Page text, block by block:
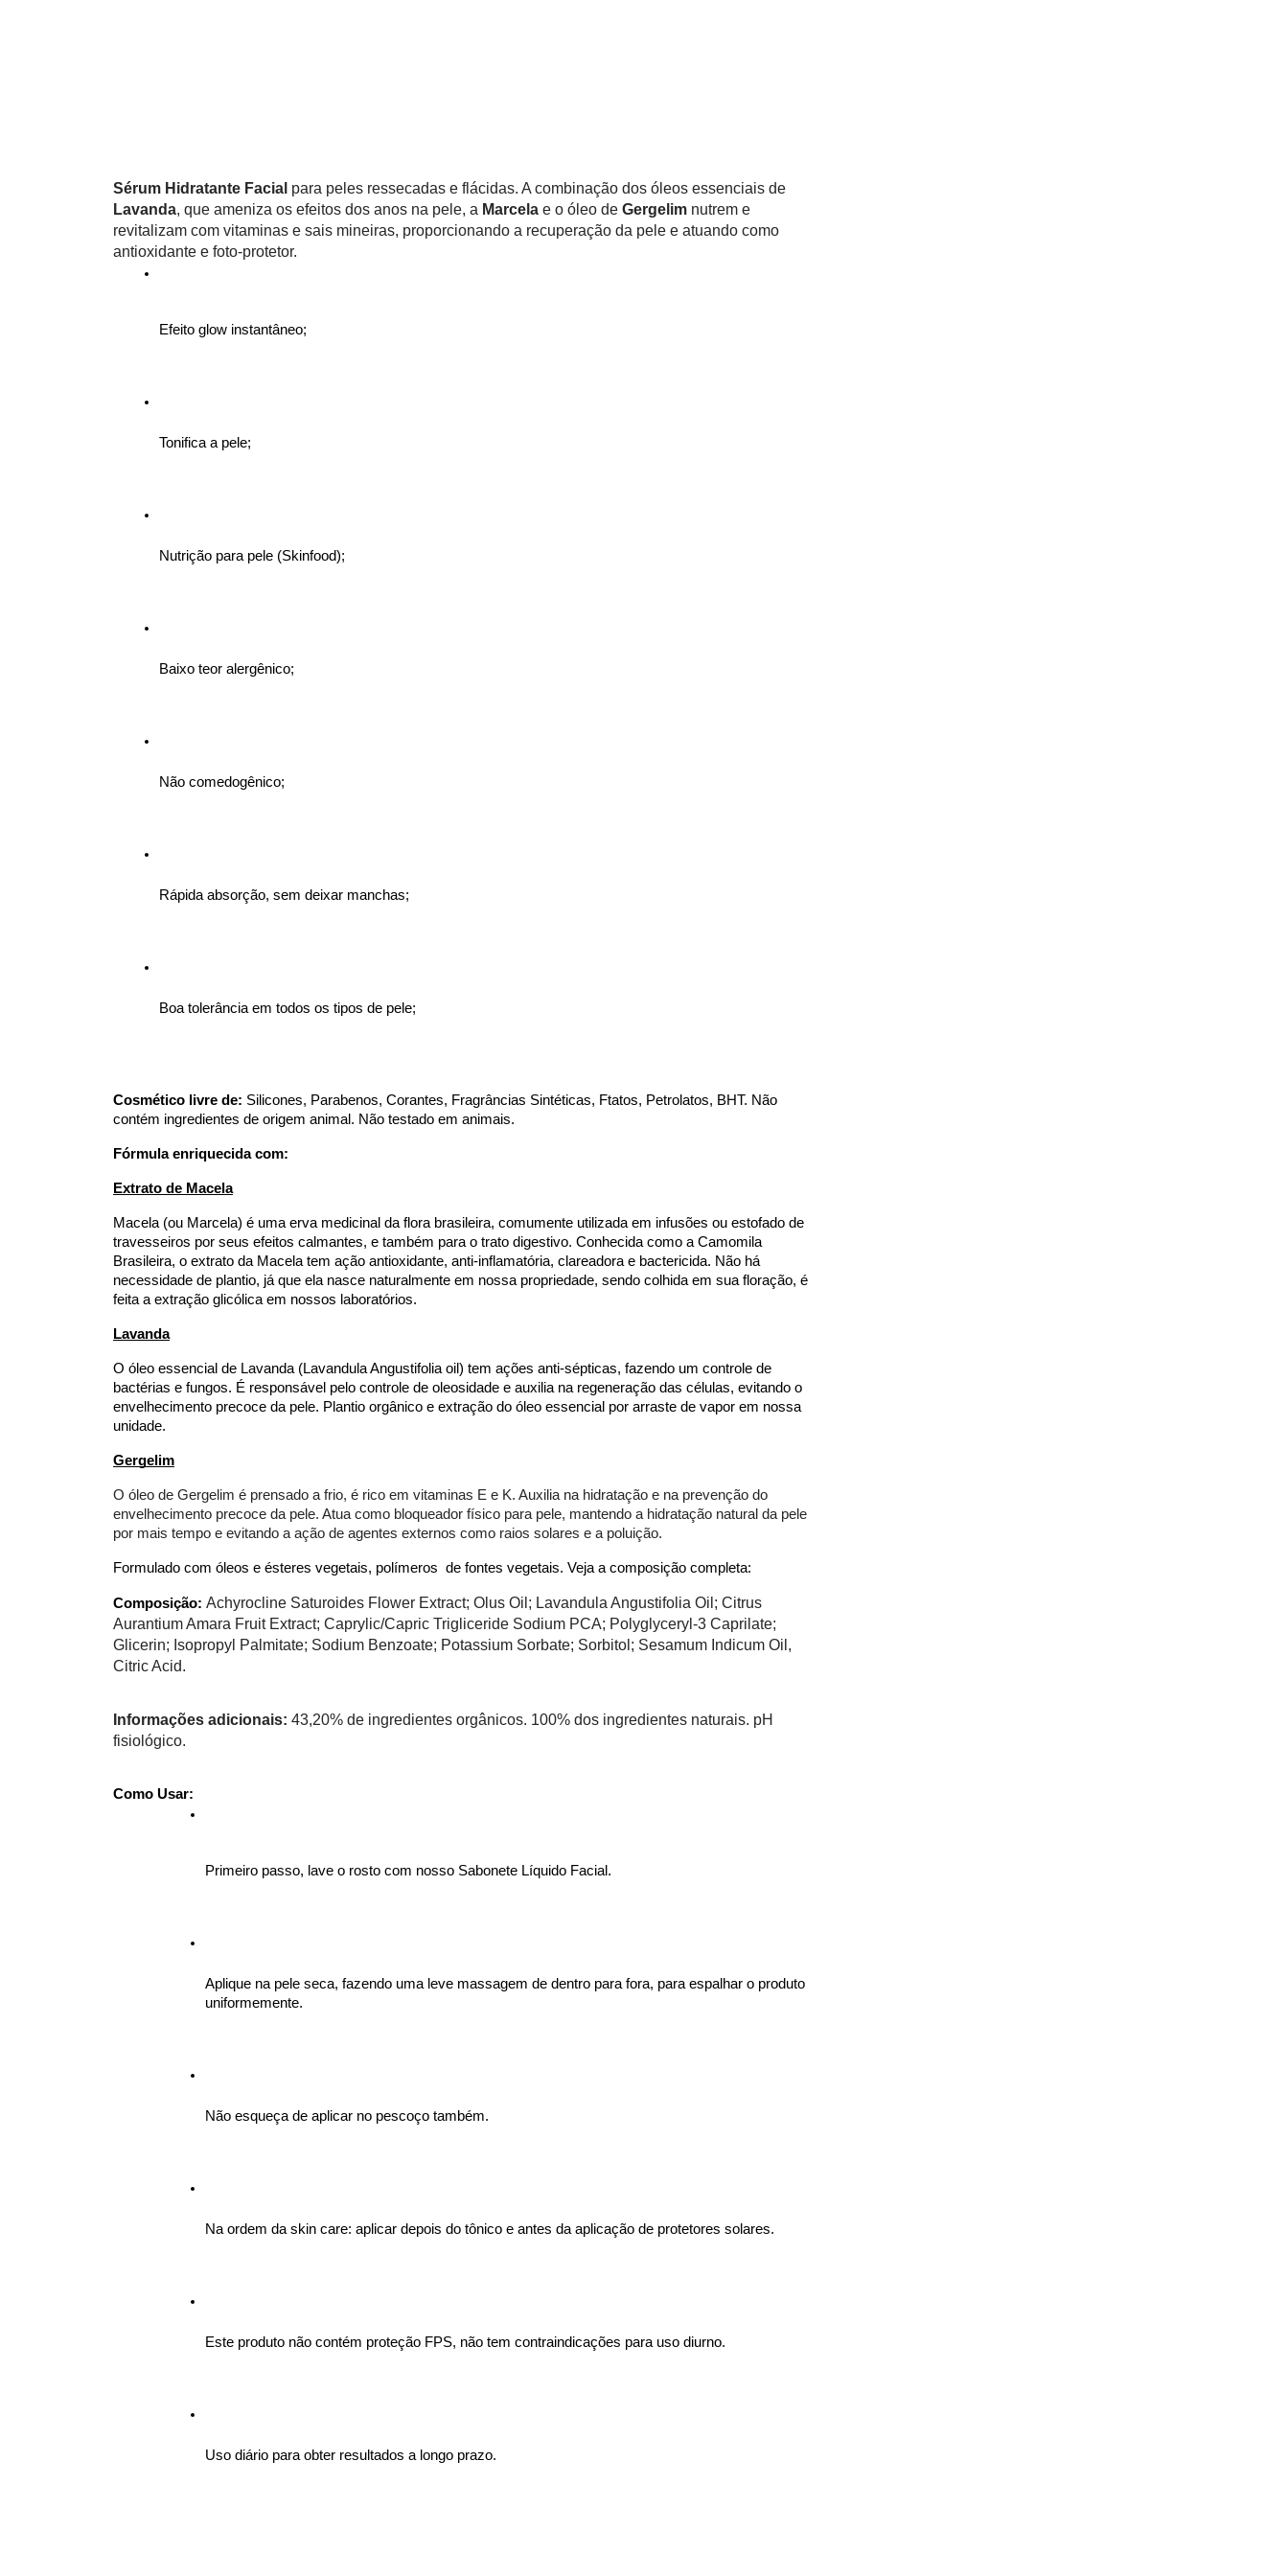
Sérum Hidratante Facial para peles ressecadas e flácidas. A combinação dos óleos essenciais de
Lavanda, que ameniza os efeitos dos anos na pele, a Marcela e o óleo de Gergelim nutrem e
revitalizam com vitaminas e sais mineiras, proporcionando a recuperação da pele e atuando como
antioxidante e foto-protetor.
Efeito glow instantâneo;
Tonifica a pele;
Nutrição para pele (Skinfood);
Baixo teor alergênico;
Não comedogênico;
Rápida absorção, sem deixar manchas;
Boa tolerância em todos os tipos de pele;
Cosmético livre de: Silicones, Parabenos, Corantes, Fragrâncias Sintéticas, Ftatos, Petrolatos, BHT. Não
contém ingredientes de origem animal. Não testado em animais.
Fórmula enriquecida com:
Extrato de Macela
Macela (ou Marcela) é uma erva medicinal da flora brasileira, comumente utilizada em infusões ou estofado de
travesseiros por seus efeitos calmantes, e também para o trato digestivo. Conhecida como a Camomila
Brasileira, o extrato da Macela tem ação antioxidante, anti-inflamatória, clareadora e bactericida. Não há
necessidade de plantio, já que ela nasce naturalmente em nossa propriedade, sendo colhida em sua floração, é
feita a extração glicólica em nossos laboratórios.
Lavanda
O óleo essencial de Lavanda (Lavandula Angustifolia oil) tem ações anti-sépticas, fazendo um controle de
bactérias e fungos. É responsável pelo controle de oleosidade e auxilia na regeneração das células, evitando o
envelhecimento precoce da pele. Plantio orgânico e extração do óleo essencial por arraste de vapor em nossa
unidade.
Gergelim
O óleo de Gergelim é prensado a frio, é rico em vitaminas E e K. Auxilia na hidratação e na prevenção do
envelhecimento precoce da pele. Atua como bloqueador físico para pele, mantendo a hidratação natural da pele
por mais tempo e evitando a ação de agentes externos como raios solares e a poluição.
Formulado com óleos e ésteres vegetais, polímeros  de fontes vegetais. Veja a composição completa:
Composição: Achyrocline Saturoides Flower Extract; Olus Oil; Lavandula Angustifolia Oil; Citrus
Aurantium Amara Fruit Extract; Caprylic/Capric Trigliceride Sodium PCA; Polyglyceryl-3 Caprilate;
Glicerin; Isopropyl Palmitate; Sodium Benzoate; Potassium Sorbate; Sorbitol; Sesamum Indicum Oil,
Citric Acid.
Informações adicionais: 43,20% de ingredientes orgânicos. 100% dos ingredientes naturais. pH
fisiológico.
Como Usar:
Primeiro passo, lave o rosto com nosso Sabonete Líquido Facial.
Aplique na pele seca, fazendo uma leve massagem de dentro para fora, para espalhar o produto
uniformemente.
Não esqueça de aplicar no pescoço também.
Na ordem da skin care: aplicar depois do tônico e antes da aplicação de protetores solares.
Este produto não contém proteção FPS, não tem contraindicações para uso diurno.
Uso diário para obter resultados a longo prazo.